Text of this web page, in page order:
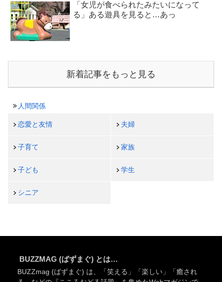
「女児が食べられたみたいになって
る」ある遊具を見ると…あっ
新着記事をもっと見る
人間関係
恋愛と友情 夫婦
子育て 家族
子ども 学生
シニア
BUZZMAG (ばずまぐ) とは…
BUZZmag (ばずまぐ) は、「笑える」「楽しい」「癒され